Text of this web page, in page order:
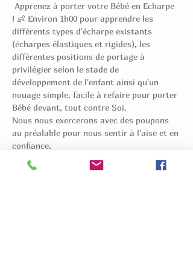
Apprenez à porter votre Bébé en Echarpe
! 👶 Environ 1h00 pour apprendre les
différents types d'écharpe existants
(écharpes élastiques et rigides), les
différentes positions de portage à
privilégier selon le stade de
développement de l'enfant ainsi qu'un
nouage simple, facile à refaire pour porter
Bébé devant, tout contre Soi.
Nous nous exercerons avec des poupons
au préalable pour nous sentir à l'aise et en
confiance.
La durée de l'Atelier dépend notamment
de la disponibilité de Bébé (s'il veut une